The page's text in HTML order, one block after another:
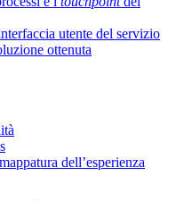
utente del servizio
ottenuta
dell’esperienza